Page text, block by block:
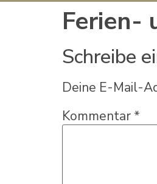
Ferien-
Schreibe
Deine E-Mail-
Kommentar *